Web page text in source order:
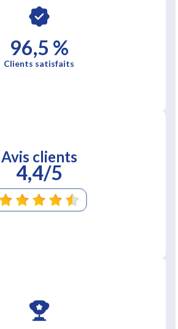
96,5 %
Clients satisfaits
Avis clients
4,4/5